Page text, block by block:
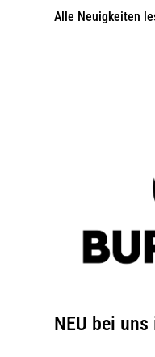
Alle Neuigkeiten
NEU bei